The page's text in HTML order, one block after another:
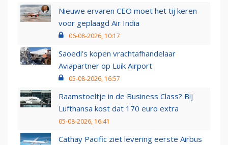
Nieuwe ervaren CEO moet het tij keren
voor geplaagd Air India
06-08-2026, 10:17
Saoedi’s kopen vrachtafhandelaar
Aviapartner op Luik Airport
05-08-2026, 16:57
Raamstoeltje in de Business Class? Bij
Lufthansa kost dat 170 euro extra
05-08-2026, 16:41
Cathay Pacific ziet levering eerste Airbus